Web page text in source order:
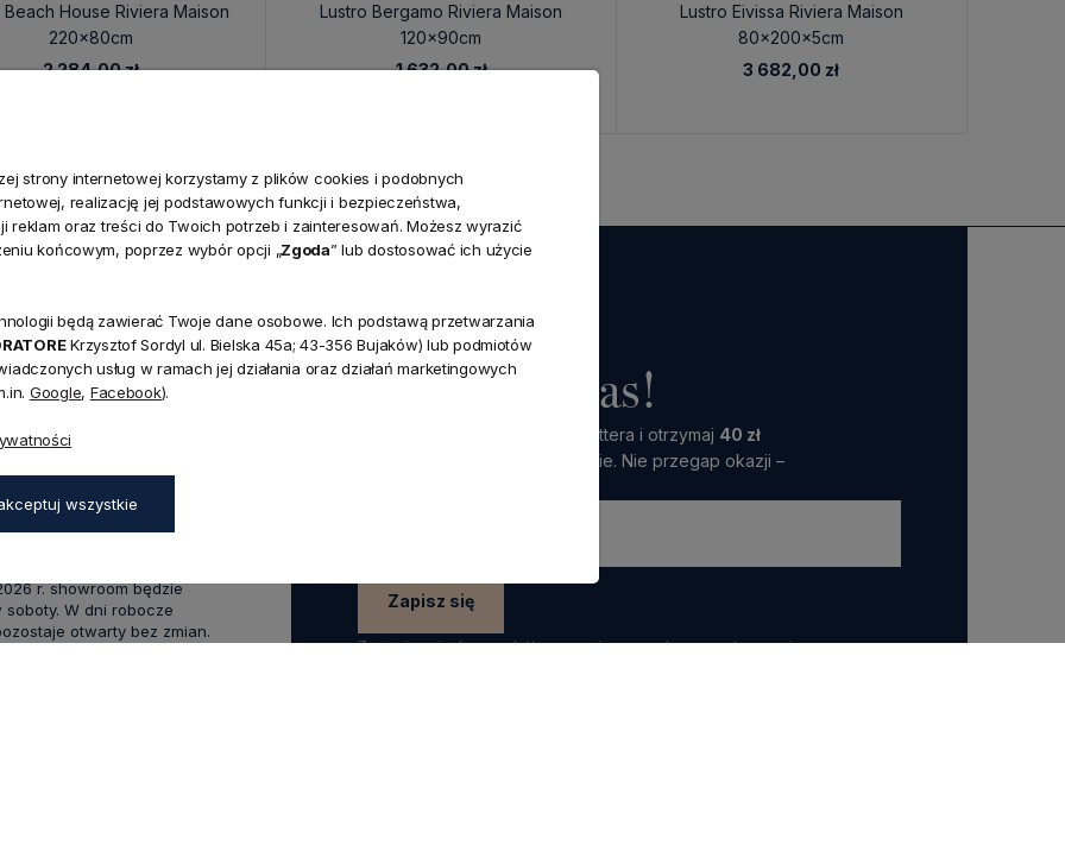
Beach House Riviera Maison
220x80cm
2 284,00 zł
Lustro Bergamo Riviera Maison
120x90cm
1 632,00 zł
Lustro Eivissa Riviera Maison
80x200x5cm
3 682,00 zł
NEWSLETTER
Dołącz do nas!
Zapisz się do naszego Newslettera i otrzymaj 40 zł
na pierwsze zamówienie. Nie przegap okazji –
Zapisz się
Zapisując się do newslettera wyrażasz zgodę na przetwarzanie przez nas
- 17:00,
r. showroom będzie
soboty. W dni robocze
otwarty bez zmian.
strony internetowej korzystamy z plików cookies i podobnych
realizację jej podstawowych funkcji i bezpieczeństwa,
oraz treści do Twoich potrzeb i zainteresowań. Możesz wyrazić
końcowym, poprzez wybór opcji „Zgoda” lub dostosować ich użycie
będą zawierać Twoje dane osobowe. Ich podstawą przetwarzania
Krzysztof Sordyl ul. Bielska 45a; 43-356 Bujaków) lub podmiotów
usług w ramach jej działania oraz działań marketingowych
Google, Facebook).
wszystkie